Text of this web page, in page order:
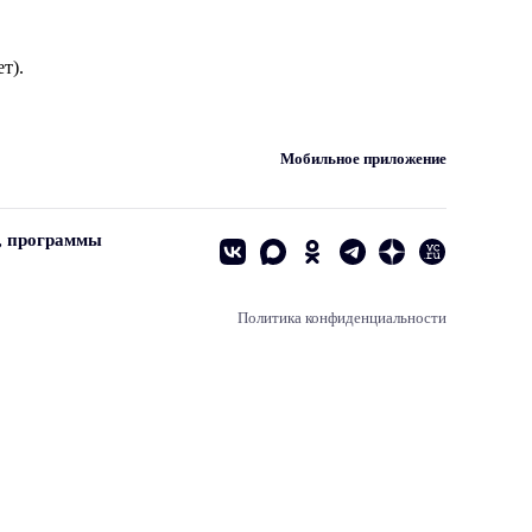
Мобильное приложение
программы
Политика конфиденциальности